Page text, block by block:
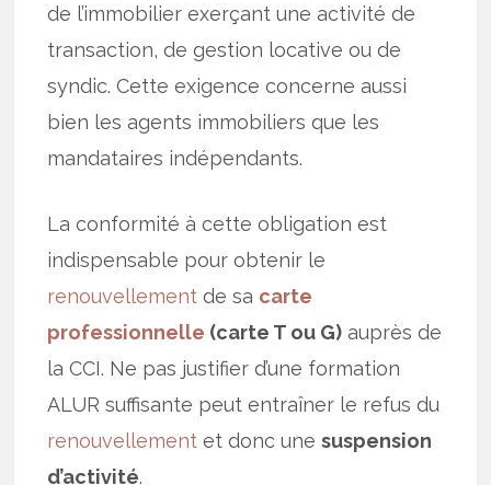
de l’immobilier exerçant une activité de
transaction, de gestion locative ou de
syndic. Cette exigence concerne aussi
bien les agents immobiliers que les
mandataires indépendants.
La conformité à cette obligation est
indispensable pour obtenir le
renouvellement de sa carte
professionnelle (carte T ou G) auprès de
la CCI. Ne pas justifier d’une formation
ALUR suffisante peut entraîner le refus du
renouvellement et donc unesuspension
d’activité.